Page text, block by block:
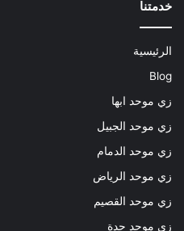
خدمتنا
الرئيسية
Blog
زي موحد ابها
زي موحد الجبيل
زي موحد الدمام
زي موحد الرياض
زي موحد القصيم
زي موحد جدة